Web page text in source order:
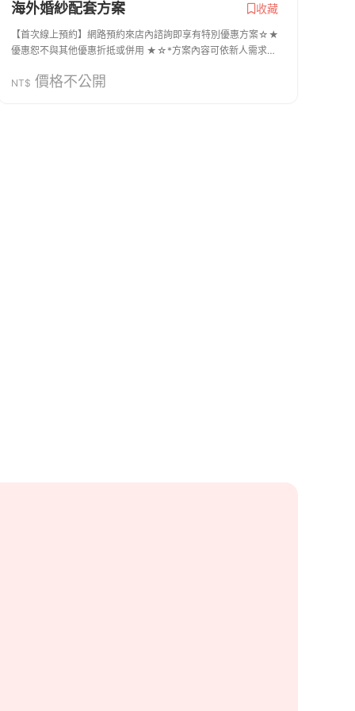
海外婚紗配套方案 收藏
【首次線上預約】網路預約來店內諮詢即享有特別優惠方案☆★
優惠恕不與其他優惠折抵或併用 ★☆*方案內容可依新人需求獨
NT$ 價格不公開